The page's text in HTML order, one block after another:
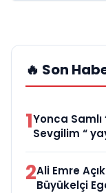
🔥 Son
1Yonca Samlı
Sevgilim “
2Ali Emre
Büyükelçi